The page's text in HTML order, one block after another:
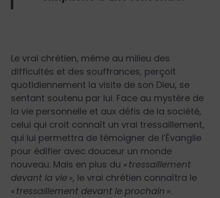
Le vrai chrétien, même au milieu des
difficultés et des souffrances, perçoit
quotidiennement la visite de son Dieu, se
sentant soutenu par lui. Face au mystère de
la vie personnelle et aux défis de la société,
celui qui croit connaît un vrai tressaillement,
qui lui permettra de témoigner de l’Évangile
pour édifier avec douceur un monde
nouveau. Mais en plus du «tressaillement
devant la vie », le vrai chrétien connaîtra le
«tressaillement devant le prochain ».